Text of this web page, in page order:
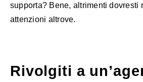
supporta? Bene, altrimenti dovresti
attenzioni altrove.
Rivolgiti a